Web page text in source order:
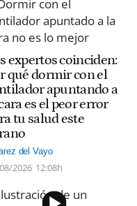
expertos coinciden:
qué dormir con el
apuntando a
es el peor error
tu salud este
del Vayo
2026 12:08h